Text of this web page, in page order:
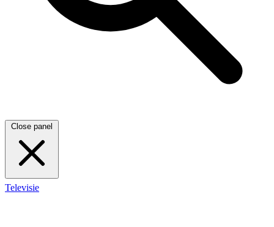
Close panel
Televisie